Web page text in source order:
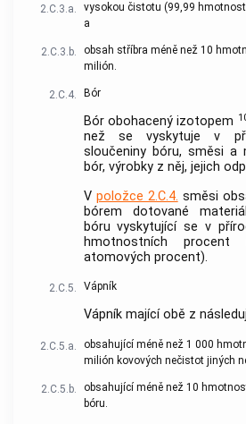
2.C.3.a.
vysokou čistotu (99,99
a
2.C.3.b.
obsah stříbra méně než 10
milión.
2.C.4. Bór
Bór obohacený izotopem
než se vyskytuje v
sloučeniny bóru, směsi a
bór, výrobky z něj, jejich
V položce 2.C.4. směsi
bórem dotované
bóru vyskytující se v
hmotnostních
atomových procent).
2.C.5. Vápník
Vápník mající obě z
2.C.5.a.
obsahující méně než 1 000
milión kovových nečistot jiných
2.C.5.b.
obsahující méně než 10
bóru.